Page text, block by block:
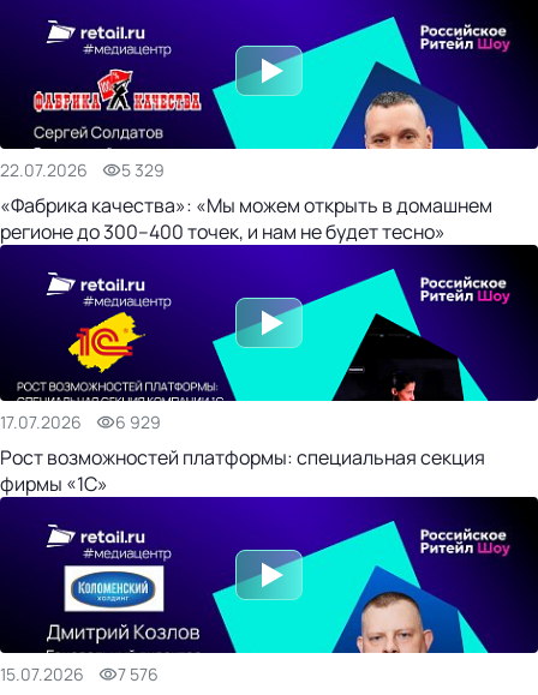
22.07.2026 5 329
«Фабрика качества»: «Мы можем открыть в домашнем
регионе до 300–400 точек, и нам не будет тесно»
17.07.2026 6 929
Рост возможностей платформы: специальная секция
фирмы «1С»
15.07.2026 7 576